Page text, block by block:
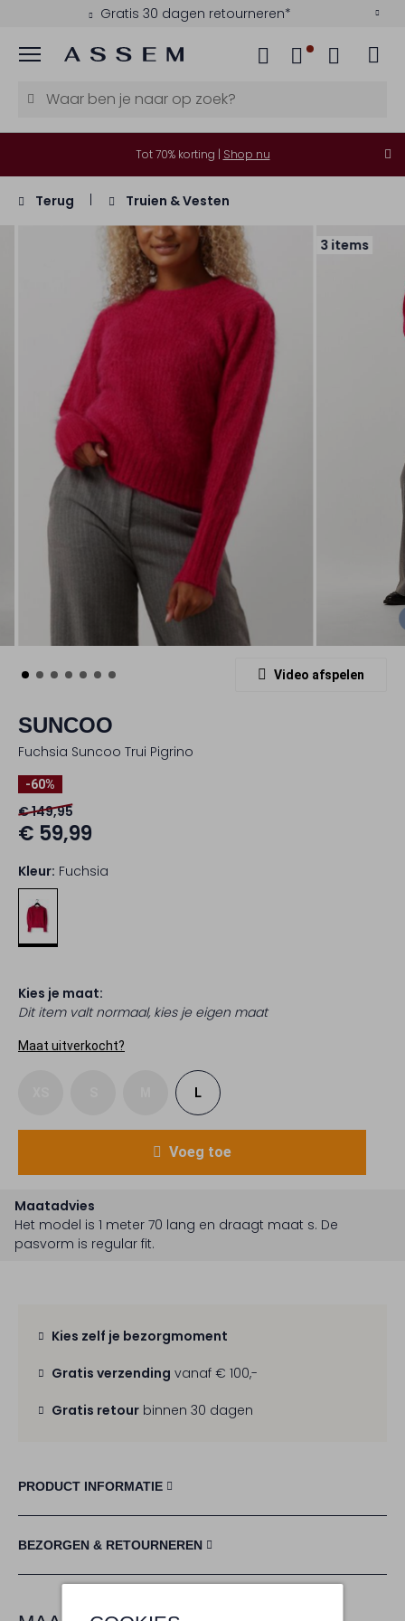
Gratis 30 dagen retourneren*
Menu
Tot 70% korting | Shop nu
Terug Truien & Vesten
3 items
Video afspelen
SUNCOO
Fuchsia Suncoo Trui Pigrino
-60%
€ 149,95
€ 59,99
Kleur: Fuchsia
Kies je maat:
Dit item valt normaal, kies je eigen maat
Maat uitverkocht?
L
Voeg toe
Maatadvies
Het model is 1 meter 70 lang en draagt maat s. De
pasvorm is regular fit.
Kies zelf je bezorgmoment
Gratis verzending vanaf € 100,-
Gratis retour binnen 30 dagen
PRODUCT INFORMATIE
BEZORGEN & RETOURNEREN